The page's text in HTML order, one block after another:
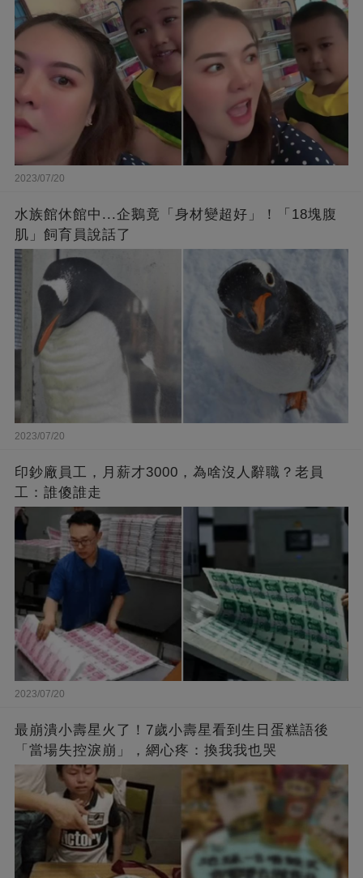
2023/07/20
水族館休館中...企鵝竟「身材變超好」！「18塊腹
肌」飼育員說話了
2023/07/20
印鈔廠員工，月薪才3000，為啥沒人辭職？老員
工：誰傻誰走
2023/07/20
最崩潰小壽星火了！7歲小壽星看到生日蛋糕語後
「當場失控淚崩」，網心疼：換我我也哭